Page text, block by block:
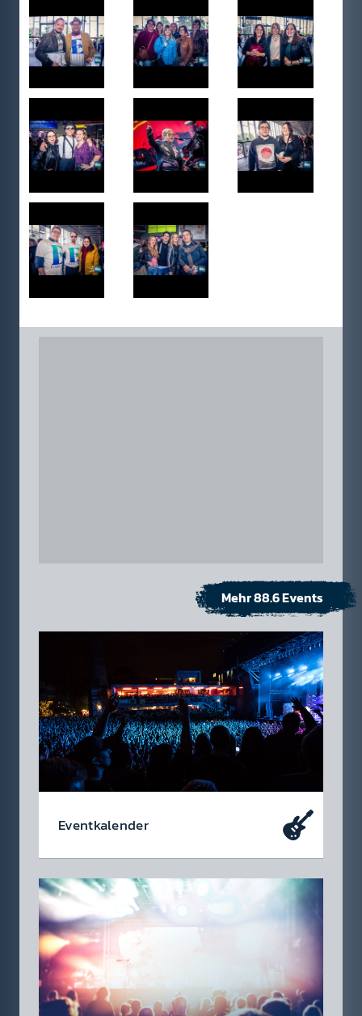
Mehr 88.6 Events
Event­kalen­der
Da soll­test du dabei sein – oder zu­mindest
so tun als ob. Die wir­klich coolen Events, die
du dir heute schon in den Kalen­der ein­tragen
soll­test.